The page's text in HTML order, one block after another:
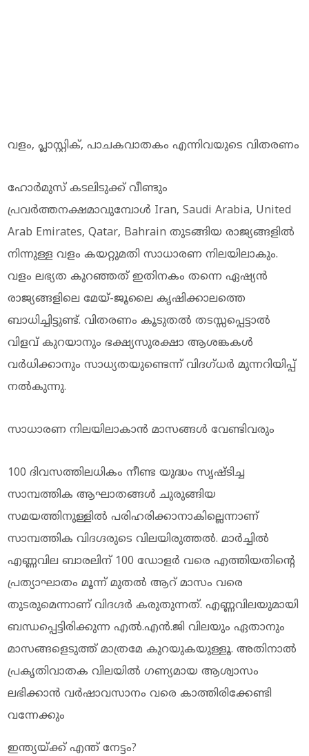
വളം, പ്ലാസ്റ്റിക്, പാചകവാതകം എന്നിവയുടെ വിതരണം
ഹോര്‍മുസ് കടലിടുക്ക് വീണ്ടും
പ്രവര്‍ത്തനക്ഷമാവുമ്പോള്‍ Iran, Saudi Arabia, United
Arab Emirates, Qatar, Bahrain തുടങ്ങിയ രാജ്യങ്ങളില്‍
നിന്നുള്ള വളം കയറ്റുമതി സാധാരണ നിലയിലാകും.
വളം ലഭ്യത കുറഞ്ഞത് ഇതിനകം തന്നെ ഏഷ്യന്‍
രാജ്യങ്ങളിലെ മേയ്-ജൂലൈ കൃഷിക്കാലത്തെ
ബാധിച്ചിട്ടുണ്ട്. വിതരണം കൂടുതല്‍ തടസ്സപ്പെട്ടാല്‍
വിളവ് കുറയാനും ഭക്ഷ്യസുരക്ഷാ ആശങ്കകള്‍
വര്‍ധിക്കാനും സാധ്യതയുണ്ടെന്ന് വിദഗ്ധര്‍ മുന്നറിയിപ്പ്
നല്‍കുന്നു.
സാധാരണ നിലയിലാകാന്‍ മാസങ്ങള്‍ വേണ്ടിവരും
100 ദിവസത്തിലധികം നീണ്ട യുദ്ധം സൃഷ്ടിച്ച
സാമ്പത്തിക ആഘാതങ്ങള്‍ ചുരുങ്ങിയ
സമയത്തിനുള്ളില്‍ പരിഹരിക്കാനാകില്ലെന്നാണ്
സാമ്പത്തിക വിദഗ്ദരുടെ വിലയിരുത്തല്‍. മാര്‍ച്ചില്‍
എണ്ണവില ബാരലിന് 100 ഡോളര്‍ വരെ എത്തിയതിന്റെ
പ്രത്യാഘാതം മൂന്ന് മുതല്‍ ആറ് മാസം വരെ
തുടരുമെന്നാണ് വിദഗ്ദര്‍ കരുതുന്നത്. എണ്ണവിലയുമായി
ബന്ധപ്പെട്ടിരിക്കുന്ന എല്‍.എന്‍.ജി വിലയും ഏതാനും
മാസങ്ങളെടുത്ത് മാത്രമേ കുറയുകയുള്ളൂ. അതിനാല്‍
പ്രകൃതിവാതക വിലയില്‍ ഗണ്യമായ ആശ്വാസം
ലഭിക്കാന്‍ വര്‍ഷാവസാനം വരെ കാത്തിരിക്കേണ്ടി
വന്നേക്കും
ഇന്ത്യയ്ക്ക് എന്ത് നേട്ടം?